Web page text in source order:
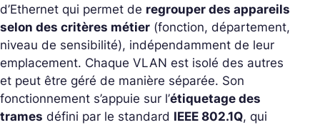
d’Ethernet qui permet de regrouper des appareils
selon des critères métier (fonction, département,
niveau de sensibilité), indépendamment de leur
emplacement. Chaque VLAN est isolé des autres
et peut être géré de manière séparée. Son
fonctionnement s’appuie sur l’étiquetage des
trames défini par le standard IEEE 802.1Q, qui